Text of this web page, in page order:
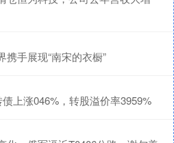
携手展现“南宋的衣橱”
上涨046%，转股溢价率3959%